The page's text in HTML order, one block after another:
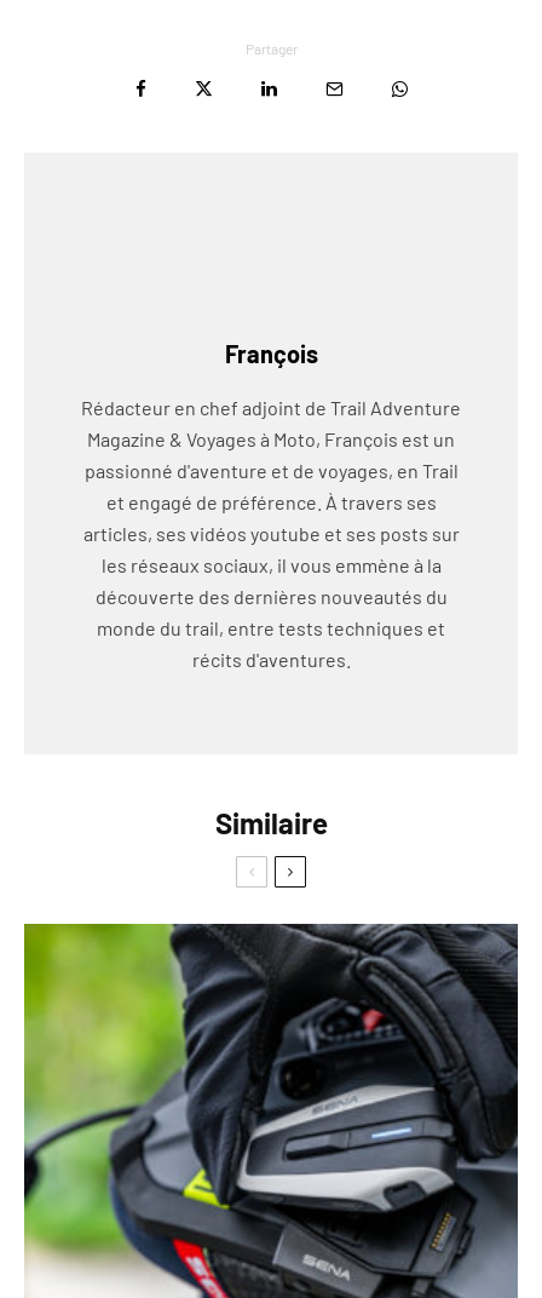
Partager
François
Rédacteur en chef adjoint de Trail Adventure
Magazine & Voyages à Moto, François est un
passionné d'aventure et de voyages, en Trail
et engagé de préférence. À travers ses
articles, ses vidéos youtube et ses posts sur
les réseaux sociaux, il vous emmène à la
découverte des dernières nouveautés du
monde du trail, entre tests techniques et
récits d'aventures.
Similaire